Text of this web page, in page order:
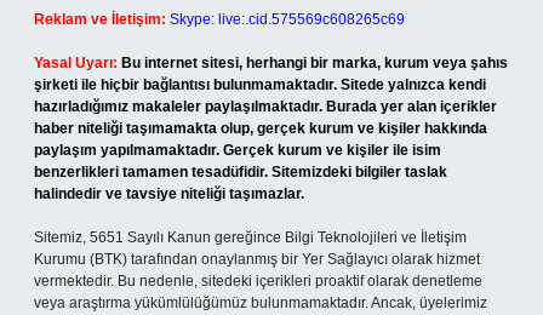
Reklam ve İletişim: Skype: live:.cid.575569c608265c69
Yasal Uyarı: Bu internet sitesi, herhangi bir marka, kurum veya şahıs
şirketi ile hiçbir bağlantısı bulunmamaktadır. Sitede yalnızca kendi
hazırladığımız makaleler paylaşılmaktadır. Burada yer alan içerikler
haber niteliği taşımamakta olup, gerçek kurum ve kişiler hakkında
paylaşım yapılmamaktadır. Gerçek kurum ve kişiler ile isim
benzerlikleri tamamen tesadüfidir. Sitemizdeki bilgiler taslak
halindedir ve tavsiye niteliği taşımazlar.
Sitemiz, 5651 Sayılı Kanun gereğince Bilgi Teknolojileri ve İletişim
Kurumu (BTK) tarafından onaylanmış bir Yer Sağlayıcı olarak hizmet
vermektedir. Bu nedenle, sitedeki içerikleri proaktif olarak denetleme
veya araştırma yükümlülüğümüz bulunmamaktadır. Ancak, üyelerimiz